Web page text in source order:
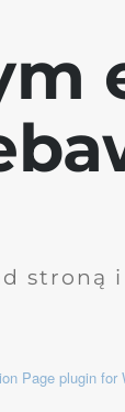
stroną
Page plugin for